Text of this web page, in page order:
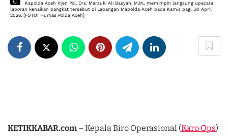
Kapolda Aceh Irjen Pol. Drs. Marzuki Ali Basyah, M.M., memimpin langsung upacara
laporan kenaikan pangkat tersebut di Lapangan Mapolda Aceh pada Kamis pagi, 30 April
2026. [FOTO: Humas Polda Aceh]
KETIKKABAR.com – Kepala Biro Operasional (Karo Ops)